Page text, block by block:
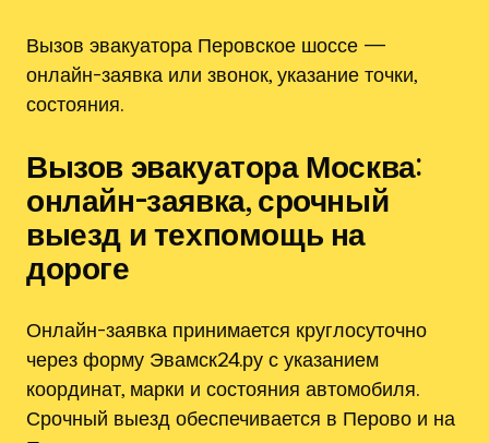
Вызов эвакуатора Перовское шоссе —
онлайн-заявка или звонок, указание точки,
состояния.
Вызов эвакуатора Москва:
онлайн-заявка, срочный
выезд и техпомощь на
дороге
Онлайн-заявка принимается круглосуточно
через форму Эвамск24.ру с указанием
координат, марки и состояния автомобиля.
Срочный выезд обеспечивается в Перово и на